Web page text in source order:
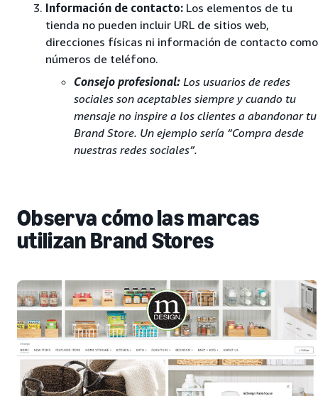
Información de contacto: Los elementos de tu
tienda no pueden incluir URL de sitios web,
direcciones físicas ni información de contacto como
números de teléfono.
Consejo profesional: Los usuarios de redes
sociales son aceptables siempre y cuando tu
mensaje no inspire a los clientes a abandonar tu
Brand Store. Un ejemplo sería “Compra desde
nuestras redes sociales”.
Observa cómo las marcas
utilizan Brand Stores